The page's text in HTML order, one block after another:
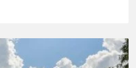
dwóch oddzielnych sypialni ( łóżka